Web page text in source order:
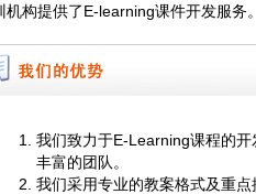
机构提供了E-learning课件开发服务。
我们致力于E-Learning课程的
丰富的团队。
我们采用专业的教案格式及重